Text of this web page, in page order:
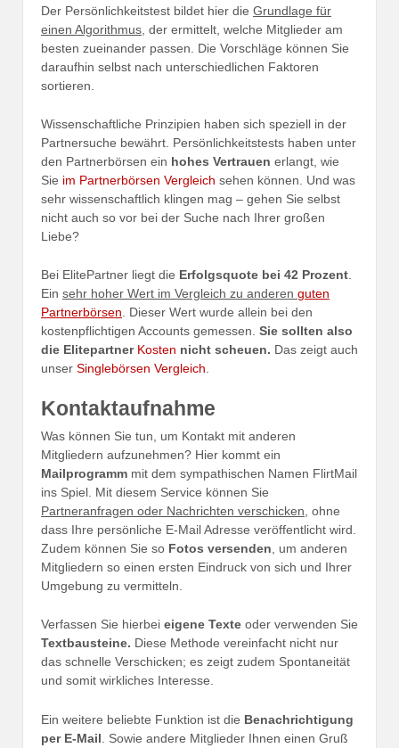
Der Persönlichkeitstest bildet hier die Grundlage für
einen Algorithmus , der ermittelt, welche Mitglieder am
besten zueinander passen. Die Vorschläge können Sie
daraufhin selbst nach unterschiedlichen Faktoren
sortieren.
Wissenschaftliche Prinzipien haben sich speziell in der
Partnersuche bewährt. Persönlichkeitstests haben unter
den Partnerbörsen ein hohes Vertrauen erlangt, wie
Sie im Partnerbörsen Vergleich sehen können. Und was
sehr wissenschaftlich klingen mag – gehen Sie selbst
nicht auch so vor bei der Suche nach Ihrer großen
Liebe?
Bei ElitePartner liegt die Erfolgsquote bei 42 Prozent.
Ein sehr hoher Wert im Vergleich zu anderen guten
Partnerbörsen. Dieser Wert wurde allein bei den
kostenpflichtigen Accounts gemessen. Sie sollten also
die Elitepartner Kosten nicht scheuen. Das zeigt auch
unser Singlebörsen Vergleich.
Kontaktaufnahme
Was können Sie tun, um Kontakt mit anderen
Mitgliedern aufzunehmen? Hier kommt ein
Mailprogramm mit dem sympathischen Namen FlirtMail
ins Spiel. Mit diesem Service können Sie
Partneranfragen oder Nachrichten verschicken , ohne
dass Ihre persönliche E-Mail Adresse veröffentlicht wird.
Zudem können Sie so Fotos versenden , um anderen
Mitgliedern so einen ersten Eindruck von sich und Ihrer
Umgebung zu vermitteln.
Verfassen Sie hierbei eigene Texte oder verwenden Sie
Textbausteine. Diese Methode vereinfacht nicht nur
das schnelle Verschicken; es zeigt zudem Spontaneität
und somit wirkliches Interesse.
Ein weitere beliebte Funktion ist die Benachrichtigung
per E-Mail . Sowie andere Mitglieder Ihnen einen Gruß